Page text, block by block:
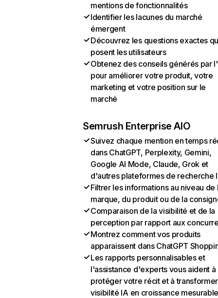
mentions de fonctionnalités
Identifier les lacunes du marché
émergent
Découvrez les questions exactes
posent les utilisateurs
Obtenez des conseils générés par
pour améliorer votre produit, votre
marketing et votre position sur le
marché
Semrush Enterprise AIO
Suivez chaque mention en temps
dans ChatGPT, Perplexity, Gemini,
Google AI Mode, Claude, Grok et
d'autres plateformes de recherche
Filtrer les informations au niveau de
marque, du produit ou de la
Comparaison de la visibilité et de la
perception par rapport aux
Montrez comment vos produits
apparaissent dans ChatGPT
Les rapports personnalisables et
l'assistance d'experts vous aident à
protéger votre récit et à
visibilité IA en croissance